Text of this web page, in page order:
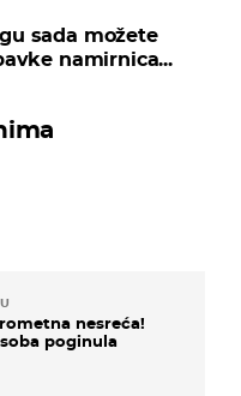
sada možete
namirnica...
nesreća!
poginula